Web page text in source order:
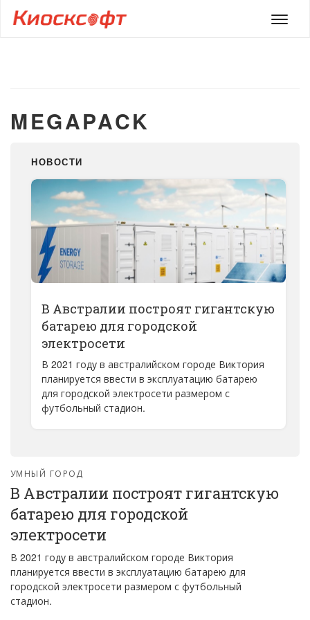
Меню
MEGAPACK
НОВОСТИ
В Австралии построят гигантскую
батарею для городской
электросети
В 2021 году в австралийском городе Виктория
планируется ввести в эксплуатацию батарею
для городской электросети размером с
футбольный стадион.
УМНЫЙ ГОРОД
В Австралии построят гигантскую
батарею для городской
электросети
В 2021 году в австралийском городе Виктория
планируется ввести в эксплуатацию батарею для
городской электросети размером с футбольный
стадион.